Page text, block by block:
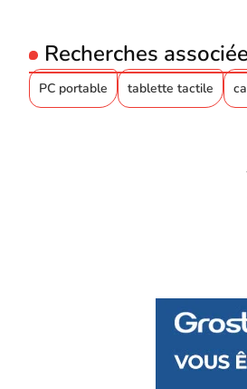
Recherches
PC portable tablette tactile